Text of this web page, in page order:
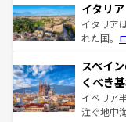
イタリア
イタリア
れた国。
ろん、ト
景など、
ピザやパ
できる。
スペイ
くべき
イベリア
注ぐ地中